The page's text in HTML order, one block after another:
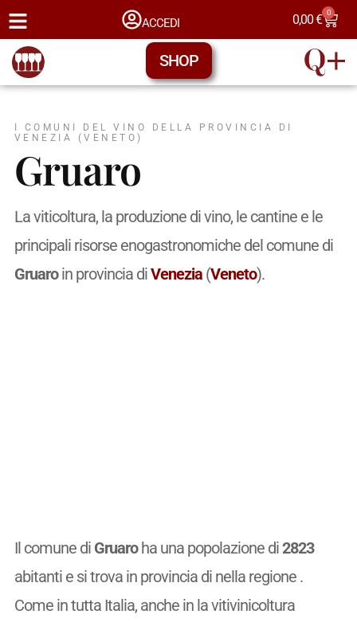
ACCEDI 0,00€ 0
SHOP
I COMUNI DEL VINO DELLA PROVINCIA DI
VENEZIA (VENETO)
Gruaro
La viticoltura, la produzione di vino, le cantine e le
principali risorse enogastronomiche del comune di
Gruaroin provincia diVenezia(Veneto).
Il comune di Gruaroha una popolazione di2823
abitanti e si trova in provincia di nella regione .
Come in tutta Italia, anche in la vitivinicoltura